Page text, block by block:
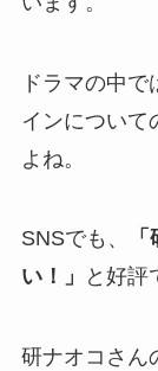
ドラマの中
インについて
よね。
SNSでも、
い！」
と好評
研ナオコさん